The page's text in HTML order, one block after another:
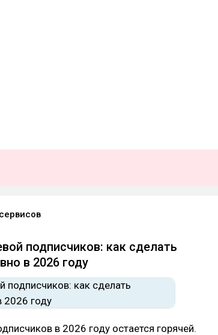
подписчиков: как сделать
в 2026 году
в 2026 году остается горячей.